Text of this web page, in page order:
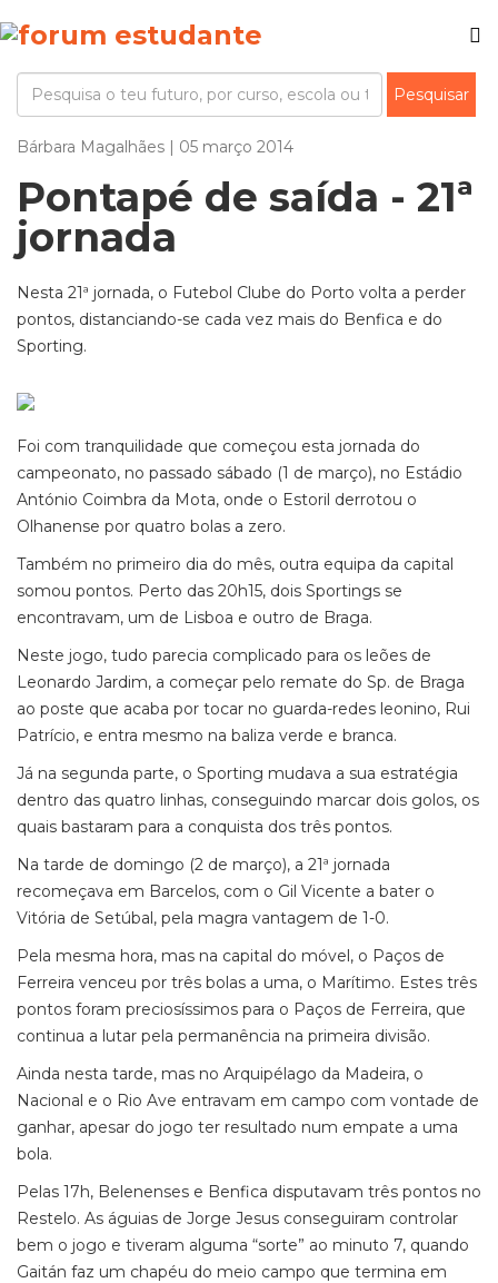
Bárbara Magalhães | 05 março 2014
Pontapé de saída - 21ª
jornada
Nesta 21ª jornada, o Futebol Clube do Porto volta a perder
pontos, distanciando-se cada vez mais do Benfica e do
Sporting.
Foi com tranquilidade que começou esta jornada do
campeonato, no passado sábado (1 de março), no Estádio
António Coimbra da Mota, onde o Estoril derrotou o
Olhanense por quatro bolas a zero.
Também no primeiro dia do mês, outra equipa da capital
somou pontos. Perto das 20h15, dois Sportings se
encontravam, um de Lisboa e outro de Braga.
Neste jogo, tudo parecia complicado para os leões de
Leonardo Jardim, a começar pelo remate do Sp. de Braga
ao poste que acaba por tocar no guarda-redes leonino, Rui
Patrício, e entra mesmo na baliza verde e branca.
Já na segunda parte, o Sporting mudava a sua estratégia
dentro das quatro linhas, conseguindo marcar dois golos, os
quais bastaram para a conquista dos três pontos.
Na tarde de domingo (2 de março), a 21ª jornada
recomeçava em Barcelos, com o Gil Vicente a bater o
Vitória de Setúbal, pela magra vantagem de 1-0.
Pela mesma hora, mas na capital do móvel, o Paços de
Ferreira venceu por três bolas a uma, o Marítimo. Estes três
pontos foram preciosíssimos para o Paços de Ferreira, que
continua a lutar pela permanência na primeira divisão.
Ainda nesta tarde, mas no Arquipélago da Madeira, o
Nacional e o Rio Ave entravam em campo com vontade de
ganhar, apesar do jogo ter resultado num empate a uma
bola.
Pelas 17h, Belenenses e Benfica disputavam três pontos no
Restelo. As águias de Jorge Jesus conseguiram controlar
bem o jogo e tiveram alguma “sorte” ao minuto 7, quando
Gaitán faz um chapéu do meio campo que termina em